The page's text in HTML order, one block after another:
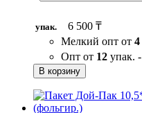
упак.
6 500 ₸
Мелкий опт от 4
Опт от 12 упак. -
В корзину